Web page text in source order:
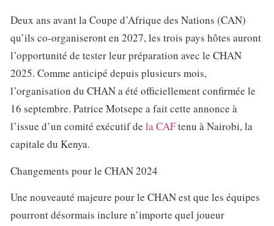
Deux ans avant la Coupe d’Afrique des Nations (CAN)
qu’ils co-organiseront en 2027, les trois pays hôtes auront
l’opportunité de tester leur préparation avec le CHAN
2025. Comme anticipé depuis plusieurs mois,
l’organisation du CHAN a été officiellement confirmée le
16 septembre. Patrice Motsepe a fait cette annonce à
l’issue d’un comité exécutif de la CAFtenu à Nairobi, la
capitale du Kenya.
Changements pour le CHAN 2024
Une nouveauté majeure pour le CHAN est que les équipes
pourront désormais inclure n’importe quel joueur